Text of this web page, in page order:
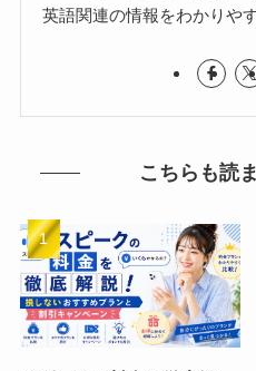
英語関連の情報をわかりや
こちらも読